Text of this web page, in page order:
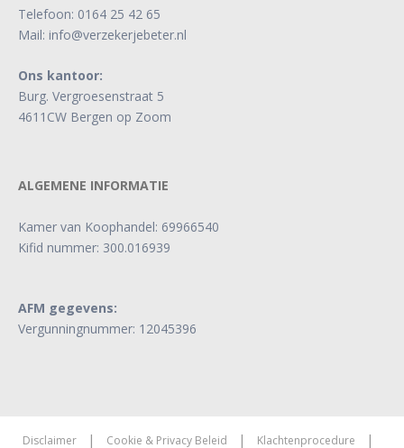
Telefoon: 0164 25 42 65
Mail: info@verzekerjebeter.nl
Ons kantoor:
Burg. Vergroesenstraat 5
4611CW Bergen op Zoom
ALGEMENE INFORMATIE
Kamer van Koophandel: 69966540
Kifid nummer: 300.016939
AFM gegevens:
Vergunningnummer: 12045396
Disclaimer | Cookie & Privacy Beleid | Klachtenprocedure |